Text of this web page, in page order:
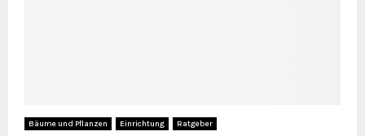
Bäume und Pflanzen Einrichtung Ratgeber